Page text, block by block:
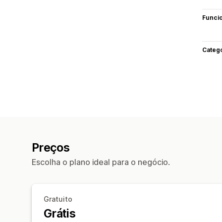
Preços
Escolha o plano ideal para o negócio.
Gratuito
Grátis